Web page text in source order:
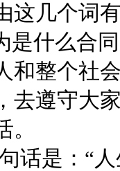
这几个词
是什么合
和整个社
去遵守大
是：“人